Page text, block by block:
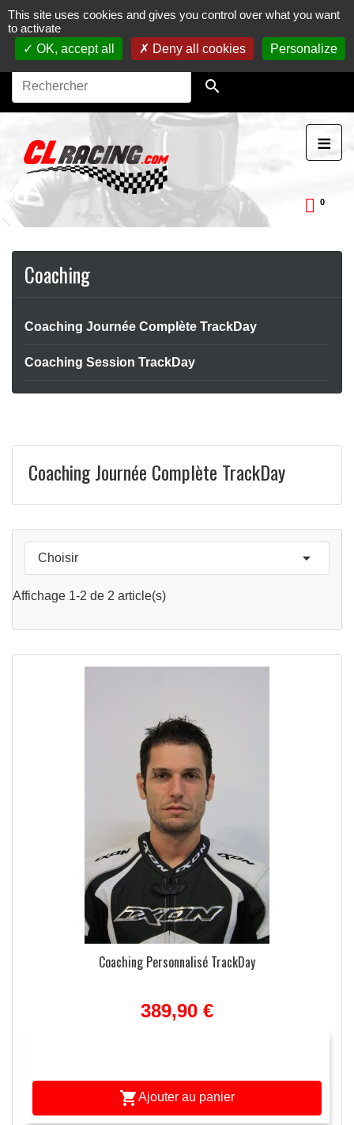
Journées, stages et baptêmes moto sur circuit.Vente en
ligne de pièces détachées moto.
préparation moto

≡
0
Coaching
Coaching Journée Complète TrackDay
Coaching Session TrackDay
Coaching Journée Complète TrackDay
Choisir 
Affichage 1-2 de 2 article(s)
Coaching Personnalisé TrackDay
389,90 €
Ajouter au panier
APERÇU RAPIDE
This site uses cookies and gives you control over what you want
to activate
OK, accept all
Deny all cookies Personalize